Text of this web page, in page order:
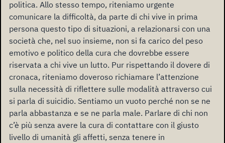
politica. Allo stesso tempo, riteniamo urgente
comunicare la difficoltà, da parte di chi vive in prima
persona questo tipo di situazioni, a relazionarsi con una
società che, nel suo insieme, non si fa carico del peso
emotivo e politico della cura che dovrebbe essere
riservata a chi vive un lutto. Pur rispettando il dovere di
cronaca, riteniamo doveroso richiamare l’attenzione
sulla necessità di riflettere sulle modalità attraverso cui
si parla di suicidio. Sentiamo un vuoto perché non se ne
parla abbastanza e se ne parla male. Parlare di chi non
c’è più senza avere la cura di contattare con il giusto
livello di umanità gli affetti, senza tenere in